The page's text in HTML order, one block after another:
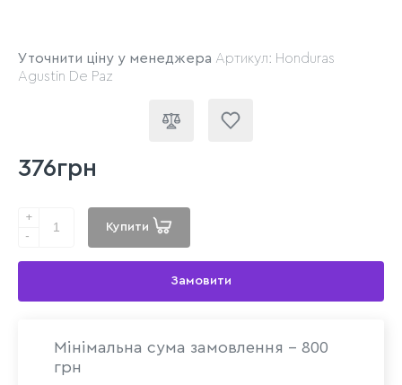
Уточнити ціну у менеджера Артикул: Honduras
Agustin De Paz
376грн
+
-
Купити
Замовити
Мінімальна сума замовлення - 800
грн